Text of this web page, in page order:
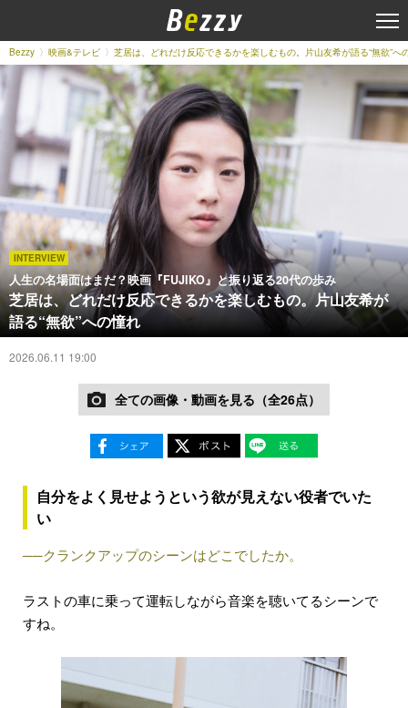
Bezzy 映画&テレビ 芝居は、どれだけ反応できるかを楽しむもの。片山友希が語る“無欲”へ
INTERVIEW
人生の名場面はまだ？映画『FUJIKO』と振り返る20代の歩み
芝居は、どれだけ反応できるかを楽しむもの。片山友希が
語る“無欲”への憧れ
2026.06.11 19:00
全ての画像・動画を見る（全26点）
自分をよく見せようという欲が見えない役者でいた
い
──クランクアップのシーンはどこでしたか。
ラストの車に乗って運転しながら音楽を聴いてるシーンで
すね。